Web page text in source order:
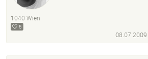
1040 Wien
5